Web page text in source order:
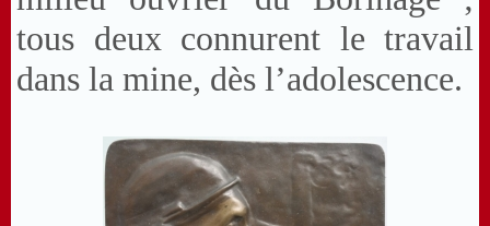
tous deux connurent le travail
dans la mine, dès l’adolescence.